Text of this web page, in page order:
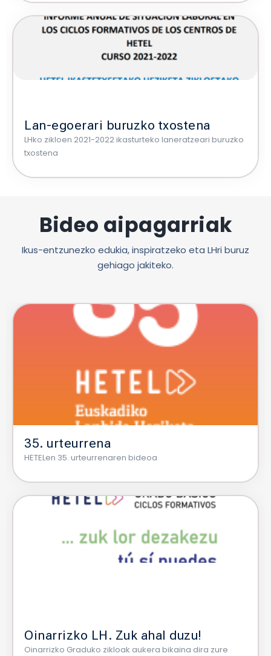
Lan-egoerari buruzko txostena
LHko zikloen 2021-2022 ikasturteko laneratzeari buruzko
txostena
Bideo aipagarriak
Ikus-entzunezko edukia, inspiratzeko eta LHri buruz
gehiago jakiteko.
35. urteurrena
HETELen 35. urteurrenaren bideoa
Oinarrizko LH. Zuk ahal duzu!
Oinarrizko Graduko zikloak aukera bikaina dira zure